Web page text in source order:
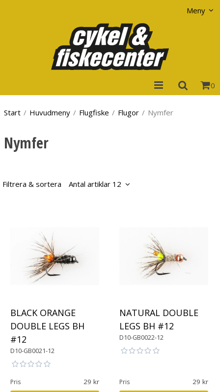
Meny
0
Start / Huvudmeny / Flugfiske / Flugor / Nymfer
Nymfer
Filtrera & sortera Antal artiklar 12
BLACK ORANGE
DOUBLE LEGS BH
#12
D10-GB0021-12
Pris 29
NATURAL DOUBLE
LEGS BH #12
D10-GB0022-12
Pris 29